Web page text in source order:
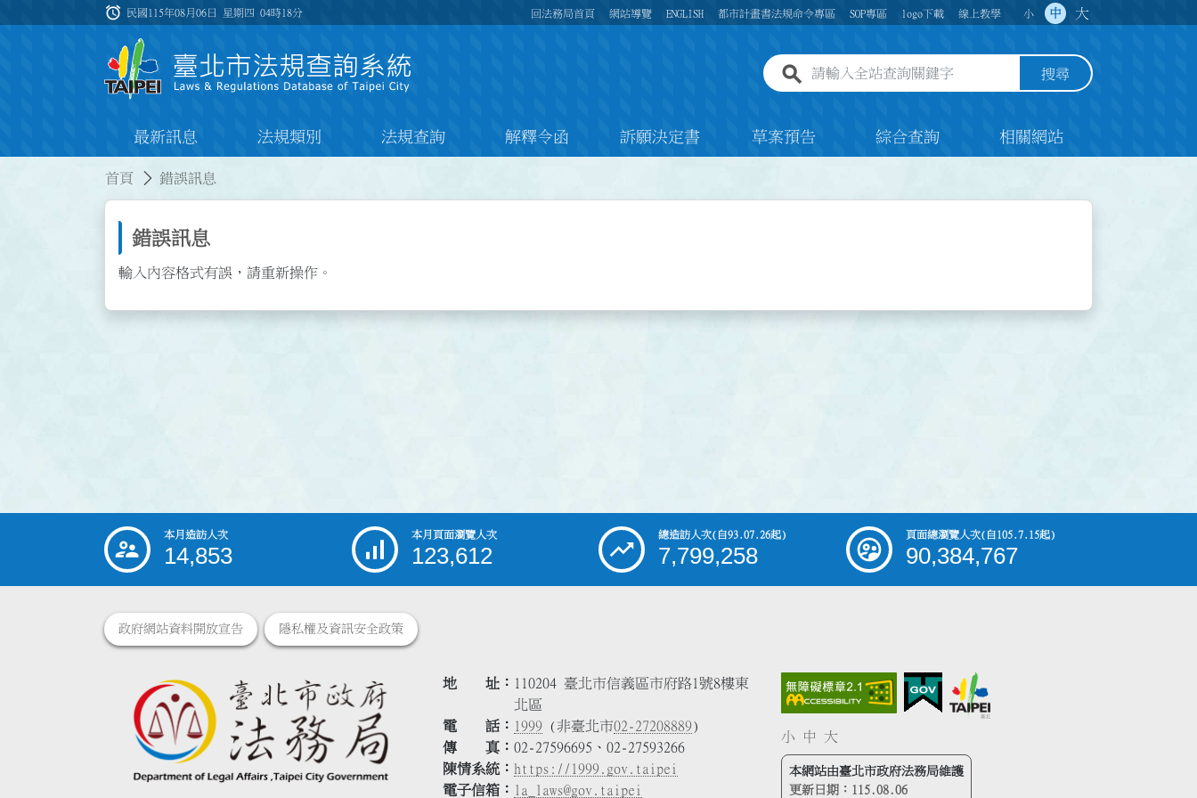
:::
alarm 民國115年08月06日 星期四04時18分 回法務局首頁 網站導覽 ENGLISH 都市計畫書法規命令專區 SOP專區 logo下載 線上教學 小 中 大
全站查詢關鍵字欄位 搜尋
最新訊息 法規類別 法規查詢 解釋令函 訴願決定書 草案預告 綜合查詢 相關網站
首頁 錯誤訊息
錯誤訊息
輸入內容格式有誤，請重新操作。
::: 本月造訪人次
14,853
本月頁面瀏覽人次
123,612
總造訪人次(自93.07.26起)
7,799,258
頁面總瀏覽人次(自105.7.15起)
90,384,767
政府網站資料開放宣告 隱私權及資訊安全政策
地 址
110204 臺北市信義區市府路1號8樓東
北區
電 話
1999 (非臺北市02-27208889)
傳 真
02-27596695、02-27593266
陳情系統
https://1999.gov.taipei
電子信箱
la_laws@gov.taipei
小 中 大
本網站由臺北市政府法務局維護
更新日期： 115.08.06